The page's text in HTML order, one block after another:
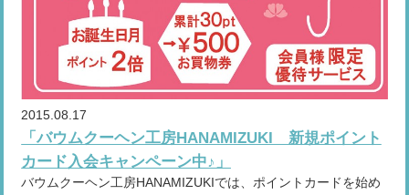
2015.08.17
「バウムクーヘン工房HANAMIZUKI 新規ポイント
カード入会キャンペーン中♪」
バウムクーヘン工房HANAMIZUKIでは、ポイントカードを始め